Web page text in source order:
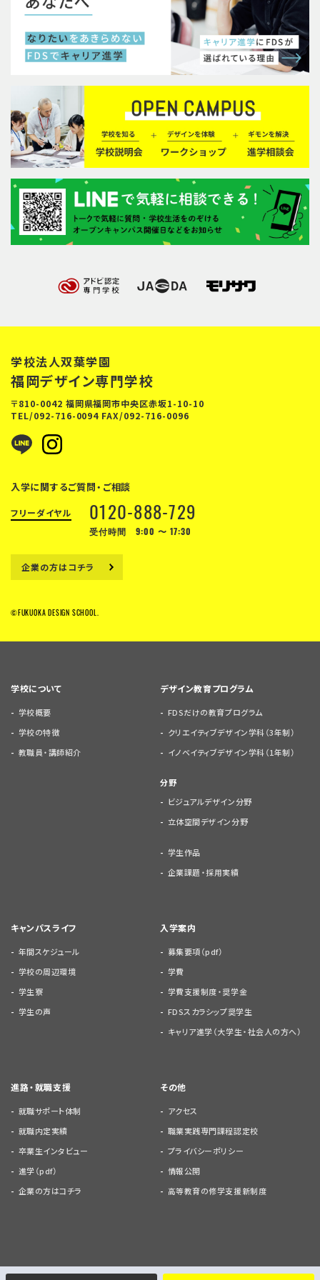
学校法人双葉学園
福岡デザイン専門学校
〒810-0042 福岡県福岡市中央区赤坂1-10-10
TEL/092-716-0094 FAX/092-716-0096
入学に関するご質問・ご相談
フリーダイヤル 0120-888-729
受付時間 9:00 〜 17:30
企業の方はコチラ
©FUKUOKA DESIGN SCHOOL.
学校について
学校概要
学校の特徴
教職員・講師紹介
デザイン教育プログラム
FDSだけの教育プログラム
クリエイティブデザイン学科（3年制）
イノベイティブデザイン学科（1年制）
分野
ビジュアルデザイン分野
立体空間デザイン分野
学生作品
企業課題・採用実績
キャンパスライフ
年間スケジュール
学校の周辺環境
学生寮
学生の声
入学案内
募集要項（pdf）
学費
学費支援制度・奨学金
FDSスカラシップ奨学生
キャリア進学（大学生・社会人の方へ）
進路・就職支援
就職サポート体制
就職内定実績
卒業生インタビュー
進学（pdf）
企業の方はコチラ
その他
アクセス
職業実践専門課程認定校
プライバシーポリシー
情報公開
高等教育の修学支援新制度